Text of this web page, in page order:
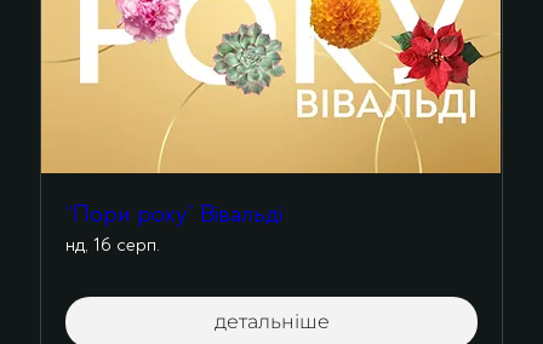
“Пори року” Вівальді
нд, 16 серп.
детальніше